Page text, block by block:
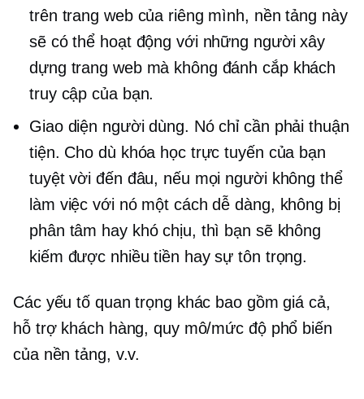
trên trang web của riêng mình, nền tảng này
sẽ có thể hoạt động với những người xây
dựng trang web mà không đánh cắp khách
truy cập của bạn.
Giao diện người dùng. Nó chỉ cần phải thuận
tiện. Cho dù khóa học trực tuyến của bạn
tuyệt vời đến đâu, nếu mọi người không thể
làm việc với nó một cách dễ dàng, không bị
phân tâm hay khó chịu, thì bạn sẽ không
kiếm được nhiều tiền hay sự tôn trọng.
Các yếu tố quan trọng khác bao gồm giá cả,
hỗ trợ khách hàng, quy mô/mức độ phổ biến
của nền tảng, v.v.